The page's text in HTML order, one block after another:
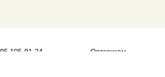
105-91-24
Оптовикам